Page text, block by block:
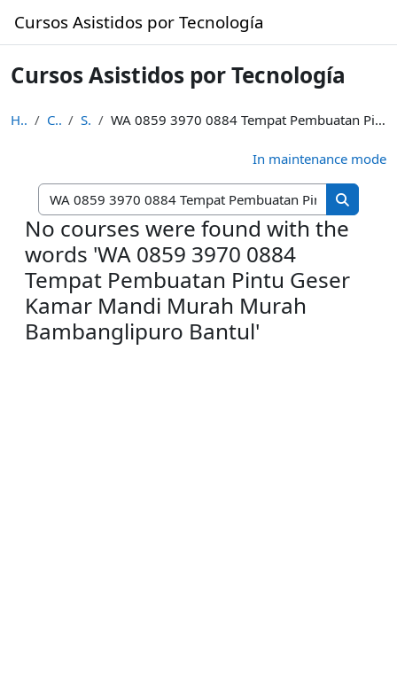
Cursos Asistidos por Tecnología
Cursos Asistidos por Tecnología
Home Courses Search WA 0859 3970 0884 Tempat Pembuatan Pintu Geser Kamar Mandi Murah Murah Bambanglipuro Bantul
In maintenance mode
Search
Search
No courses were found with the
words 'WA 0859 3970 0884
Tempat Pembuatan Pintu Geser
Kamar Mandi Murah Murah
Bambanglipuro Bantul'